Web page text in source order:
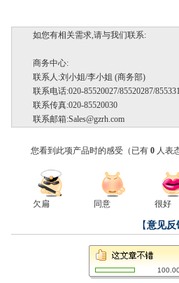
如您有相关需求,请与我们联系:
商务中心:
联系人:刘小姐/李小姐 (商务部)
联系电话:020-85520027/85520287/
联系传真:020-85520030
联系邮箱:Sales@gzrh.com
您看到此项产品时的感受 （已有 0人表态
欠扁 同意 很好
【意见反